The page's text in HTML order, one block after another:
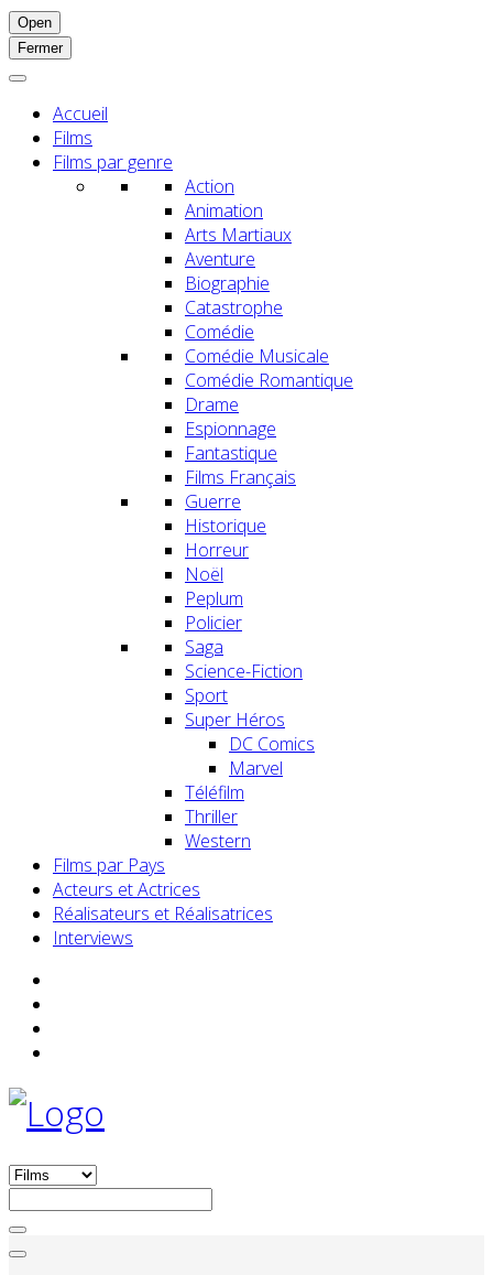
Open
Fermer
Accueil
Films
Films par genre
Action
Animation
Arts Martiaux
Aventure
Biographie
Catastrophe
Comédie
Comédie Musicale
Comédie Romantique
Drame
Espionnage
Fantastique
Films Français
Guerre
Historique
Horreur
Noël
Peplum
Policier
Saga
Science-Fiction
Sport
Super Héros
DC Comics
Marvel
Téléfilm
Thriller
Western
Films par Pays
Acteurs et Actrices
Réalisateurs et Réalisatrices
Interviews